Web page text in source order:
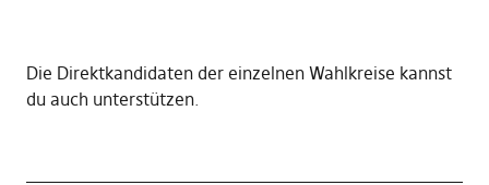
Die Direktkandidaten der einzelnen Wahlkreise kannst
du auch unterstützen.